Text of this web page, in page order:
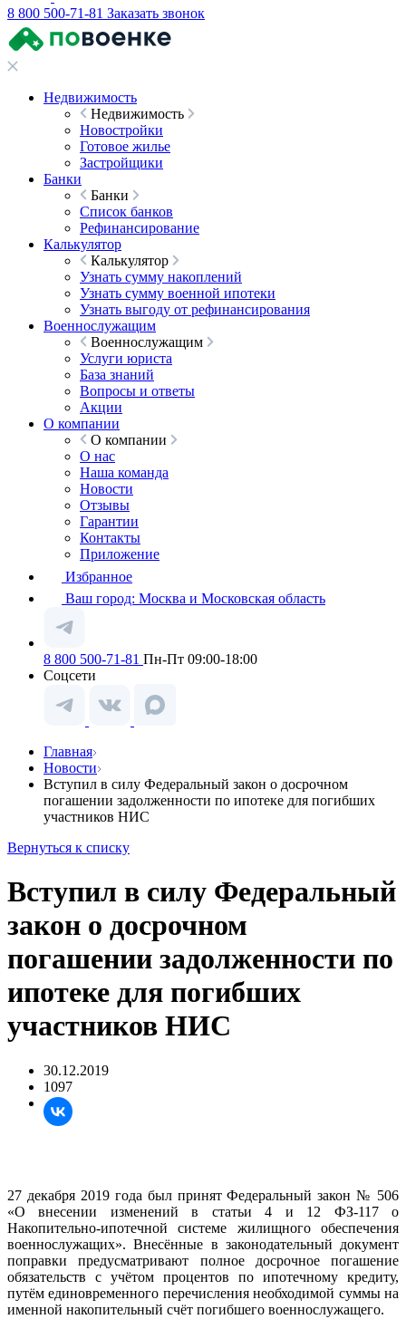
8 800 500-71-81 Заказать звонок
Недвижимость
Недвижимость
Новостройки
Готовое жилье
Застройщики
Банки
Банки
Список банков
Рефинансирование
Калькулятор
Калькулятор
Узнать сумму накоплений
Узнать сумму военной ипотеки
Узнать выгоду от рефинансирования
Военнослужащим
Военнослужащим
Услуги юриста
База знаний
Вопросы и ответы
Акции
О компании
О компании
О нас
Наша команда
Новости
Отзывы
Гарантии
Контакты
Приложение
Избранное
Ваш город: Москва и Московская область
8 800 500-71-81 Пн-Пт 09:00-18:00
Соцсети
Главная
Новости
Вступил в силу Федеральный закон о досрочном
погашении задолженности по ипотеке для погибших
участников НИС
Вернуться к списку
Вступил в силу Федеральный
закон о досрочном
погашении задолженности по
ипотеке для погибших
участников НИС
30.12.2019
1097
27 декабря 2019 года был принят Федеральный закон № 506
«О внесении изменений в статьи 4 и 12 ФЗ-117 о
Накопительно-ипотечной системе жилищного обеспечения
военнослужащих». Внесённые в законодательный документ
поправки предусматривают полное досрочное погашение
обязательств с учётом процентов по ипотечному кредиту,
путём единовременного перечисления необходимой суммы на
именной накопительный счёт погибшего военнослужащего.